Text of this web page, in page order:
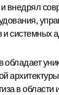
внедрял
и системных
обладает
в